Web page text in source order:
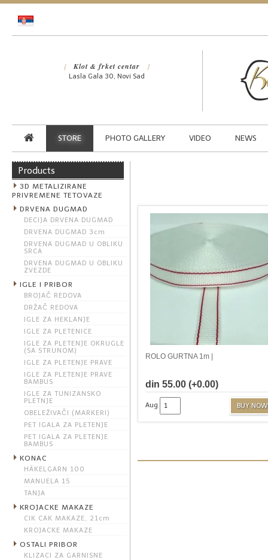
{ Klot & frket centar }
Lasla Gala 30, Novi Sad
STORE PHOTO GALLERY VIDEO NEWS
ROLO GURTNA 1m |
din 55.00 (+0.00)
Aug BUY NOW
Products
3D METALIZIRANE
PRIVREMENE TETOVAZE
DRVENA DUGMAD
DECIJA DRVENA DUGMAD
DRVENA DUGMAD 3cm
DRVENA DUGMAD U OBLIKU
SRCA
DRVENA DUGMAD U OBLIKU
ZVEZDE
IGLE I PRIBOR
BROJAČ REDOVA
DRŽAČ REDOVA
IGLE ZA HEKLANJE
IGLE ZA PLETENICE
IGLE ZA PLETENJE OKRUGLE
(SA STRUNOM)
IGLE ZA PLETENJE PRAVE
IGLE ZA PLETENJE PRAVE
BAMBUS
IGLE ZA TUNIZANSKO
PLETNJE
OBELEŽIVAČI (MARKERI)
PET IGALA ZA PLETENJE
PET IGALA ZA PLETENJE
BAMBUS
KONAC
HÄKELGARN 100
MANUELA 15
TANJA
KROJACKE MAKAZE
CIK CAK MAKAZE, 21cm
KROJACKE MAKAZE
OSTALI PRIBOR
KLIZACI ZA GARNISNE